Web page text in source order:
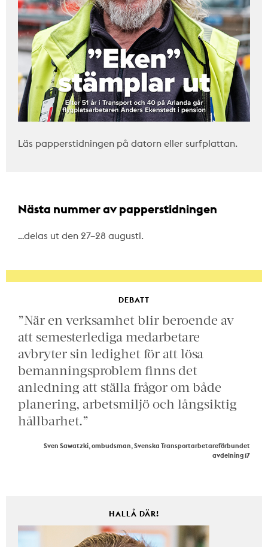
Läs papperstidningen på datorn eller surfplattan.
Nästa nummer av papperstidningen
…delas ut den 27–28 augusti.
DEBATT
”När en verksamhet blir beroende av
att semesterlediga medarbetare
avbryter sin ledighet för att lösa
bemanningsproblem finns det
anledning att ställa frågor om både
planering, arbetsmiljö och långsiktig
hållbarhet.”
Sven Sawatzki, ombudsman, Svenska Transportarbetareförbundet
avdelning 17
HALLÅ DÄR!